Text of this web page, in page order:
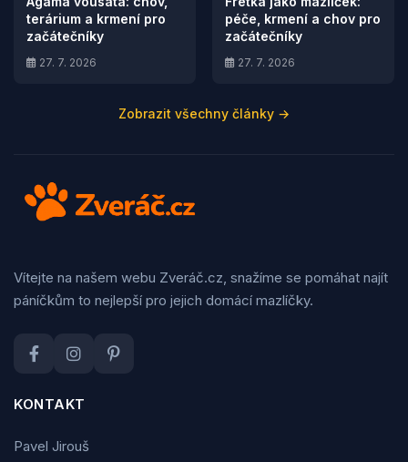
terárium a krmení pro
začátečníky
27. 7. 2026
péče, krmení a chov pro
začátečníky
27. 7. 2026
Zobrazit všechny články →
Vítejte na našem webu Zveráč.cz, snažíme se pomáhat najít
páníčkům to nejlepší pro jejich domácí mazlíčky.
KONTAKT
Pavel Jirouš